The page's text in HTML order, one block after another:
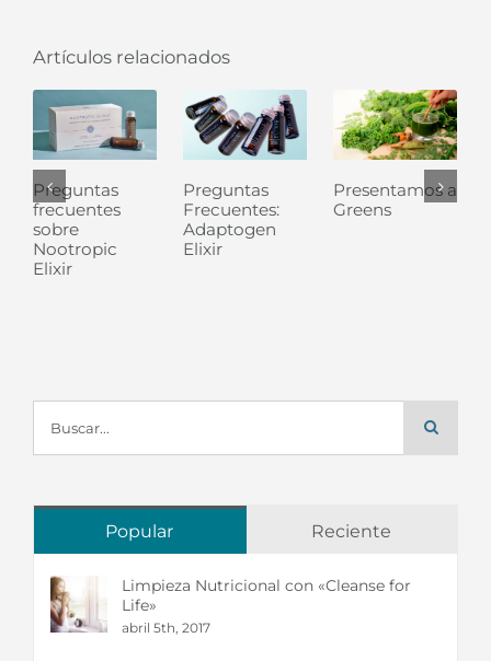
Artículos relacionados
Preguntas
frecuentes
sobre
Nootropic
Elixir
Preguntas
Frecuentes:
Adaptogen
Elixir
Presentamos a
Greens
Popular Reciente
Limpieza Nutricional con «Cleanse for
Life»
abril 5th, 2017